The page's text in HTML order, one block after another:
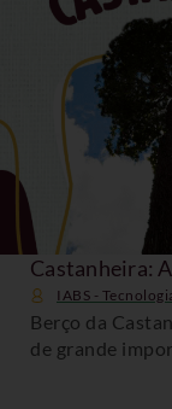
Castanheira:
IABS -
Berço da
de grande